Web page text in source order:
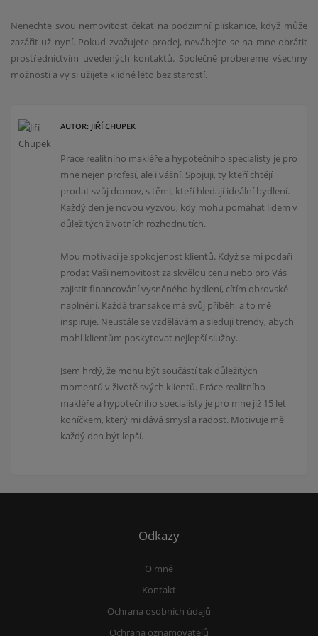
Nenechte svou nemovitost čekat na podzimní plískanice, když může
zazářit už nyní. Pokud zvažujete prodej, neváhejte se na mne obrátit
prostřednictvím uvedených kontaktů. Společně probereme všechny
možnosti a vy si užijete klidné léto bez starostí.
AUTOR: JIŘÍ CHUPEK
Práce realitního makléře a hypotečního specialisty je pro
mne nejen profesí, ale i vášní. Spojuji, ty kteří chtějí
prodat svůj domov, s těmi, kteří hledají ideální bydlení.
Každý den je novou výzvou, kdy mohu pomáhat lidem v
důležitých životních rozhodnutích.
Mou motivací je spokojenost klientů. Když se mi podaří
prodat Vaši nemovitost za skvělou cenu nebo pro Vás
zajistit financování vysněného bydlení, cítím obrovské
naplnění. Každá transakce má svůj příběh, a to mě
inspiruje. Neustále se vzdělávám a sleduji trendy, abych
mohl klientům poskytovat nejlepší služby.
Jsem hrdý, že mohu být součástí tak důležitých
momentů v životě svých klientů. Práce realitního
makléře a hypotečního specialisty je pro mne již 15 let
koníčkem, který mi dává smysl a radost. Motivuje mě
každý den být lepší.
Odkazy
O mně
Kontakt
Ochrana osobních údajů
Ochrana oznamovatelů